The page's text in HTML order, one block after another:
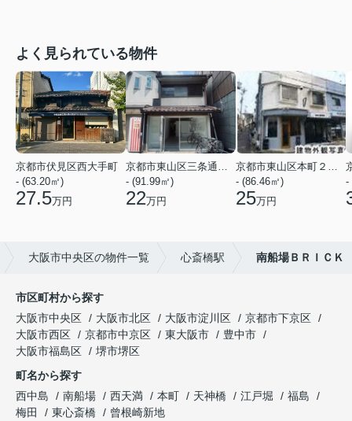
よく見られている物件
京都市伏見区西大手町
- (63.20㎡)
27.5万円
京都市東山区三条通北裏白川筋西入２丁目東姉小路町
- (91.99㎡)
22万円
京都市東山区本町２２丁目
- (86.46㎡)
25万円
-
大阪市中央区の物件一覧 心斎橋駅 南船場ＢＲＩＣＫ
市区町村から探す
大阪市中央区
大阪市北区 大阪市淀川区
京都市下京区
大阪市西区
京都市中京区 東大阪市
豊中市
大阪市福島区
堺市堺区
町名から探す
西中島
南船場 西天満 本町 天神橋 江戸堀
福島
梅田
東心斎橋
曾根崎新地